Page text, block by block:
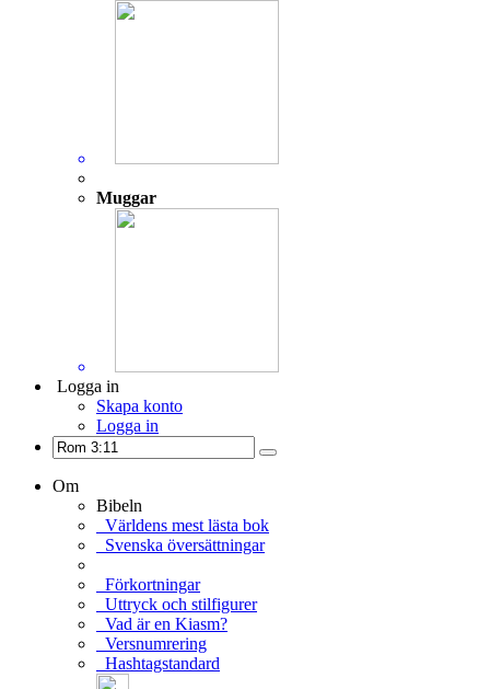
Muggar
Logga in
Skapa konto
Logga in
Om
Bibeln
Världens mest lästa bok
Svenska översättningar
Förkortningar
Uttryck och stilfigurer
Vad är en Kiasm?
Versnumrering
Hashtagstandard